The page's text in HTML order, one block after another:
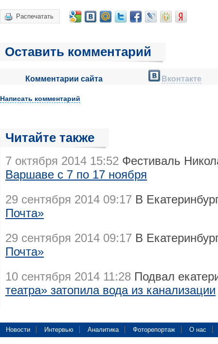
Распечатать
Оставить комментарий
Комментарии сайта Вконтакте
Написать комментарий
Читайте также
7 октября 2014 15:52 Фестиваль
Варшаве с 7 по 17 ноября
29 сентября 2014 09:17 В
Почта»
29 сентября 2014 09:17 В
Почта»
10 сентября 2014 11:28 Подвал
театра» затопила вода из канализации
Новости Интервью Аналитика Фоторепортаж О нас